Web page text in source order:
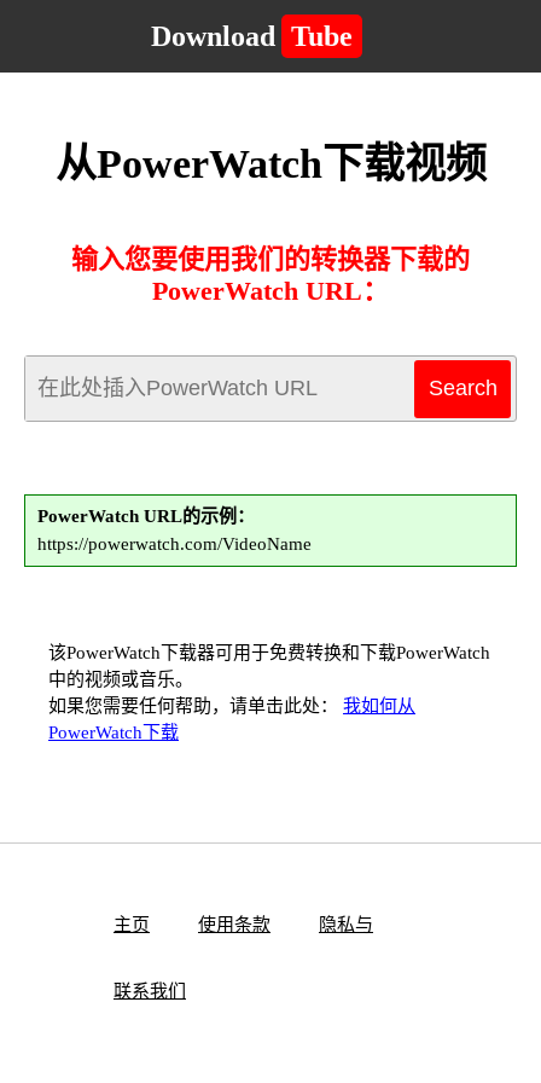
Download Tube
从PowerWatch下载视频
输入您要使用我们的转换器下载的
PowerWatch URL：
PowerWatch URL的示例：
https://powerwatch.com/VideoName
该PowerWatch下载器可用于免费转换和下载PowerWatch
中的视频或音乐。
如果您需要任何帮助，请单击此处： 我如何从
PowerWatch下载
主页 使用条款 隐私与
联系我们